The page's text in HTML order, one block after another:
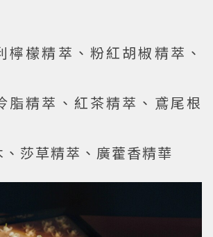
檸檬精萃、粉紅胡椒精萃、
脂精萃、紅茶精萃、鳶尾根
莎草精萃、廣藿香精華